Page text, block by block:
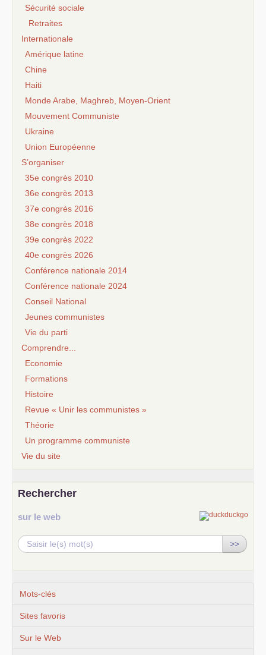
Sécurité sociale
Retraites
Internationale
Amérique latine
Chine
Haiti
Monde Arabe, Maghreb, Moyen-Orient
Mouvement Communiste
Ukraine
Union Européenne
S’organiser
35e congrès 2010
36e congrès 2013
37e congrès 2016
38e congrès 2018
39e congrès 2022
40e congrès 2026
Conférence nationale 2014
Conférence nationale 2024
Conseil National
Jeunes communistes
Vie du parti
Comprendre...
Economie
Formations
Histoire
Revue « Unir les communistes »
Théorie
Un programme communiste
Vie du site
Rechercher
sur le web
>>
Mots-clés
Sites favoris
Sur le Web